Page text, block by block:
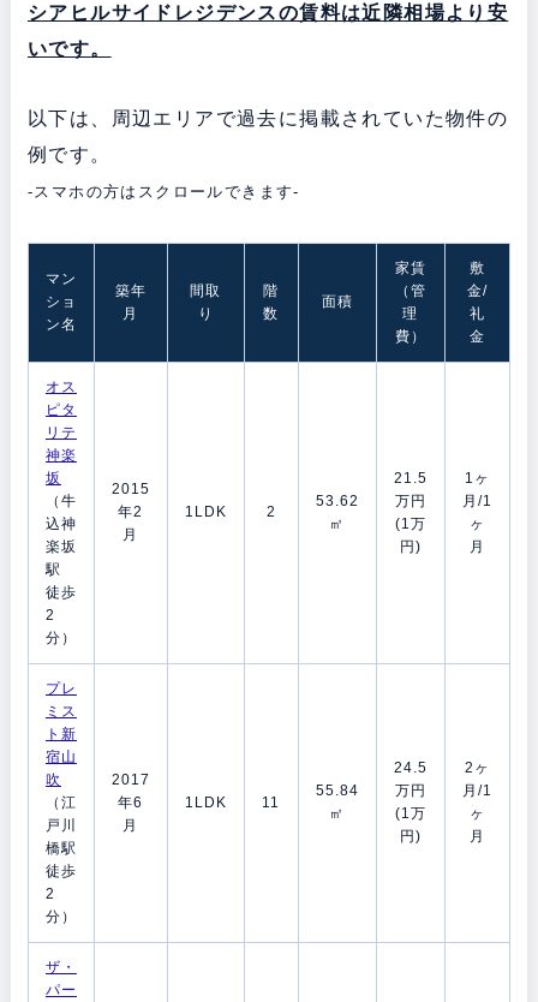
シアヒルサイドレジデンスの賃料は近隣相場より安
いです。
以下は、周辺エリアで過去に掲載されていた物件の
例です。
-スマホの方はスクロールできます-
マン
ショ
ン名
築年
月
間取
り
階
数
面積
家賃
（管
理
費）
敷
金/
礼
金
オス
ピタ
リテ
神楽
坂
（牛
込神
楽坂
駅
徒歩
2
分）
2015
年2
月
1LDK 2
53.62
㎡
21.5
万円
(1万
円)
1ヶ
月/1
ヶ
月
プレ
ミス
ト新
宿山
吹
（江
戸川
橋駅
徒歩
2
分）
2017
年6
月
1LDK 11
55.84
㎡
24.5
万円
(1万
円)
2ヶ
月/1
ヶ
月
ザ・
パー